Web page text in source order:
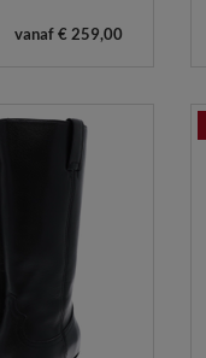
vanaf € 259,00